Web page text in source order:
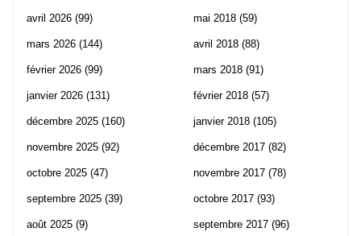
avril 2026 (99)
mars 2026 (144)
février 2026 (99)
janvier 2026 (131)
décembre 2025 (160)
novembre 2025 (92)
octobre 2025 (47)
septembre 2025 (39)
août 2025 (9)
mai 2018 (59)
avril 2018 (88)
mars 2018 (91)
février 2018 (57)
janvier 2018 (105)
décembre 2017 (82)
novembre 2017 (78)
octobre 2017 (93)
septembre 2017 (96)